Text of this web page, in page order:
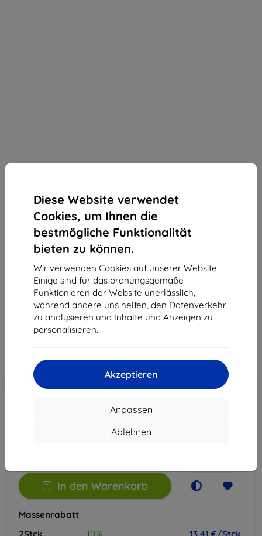
Diese Website verwendet
Cookies, um Ihnen die
bestmögliche Funktionalität
bieten zu können.
Wir verwenden Cookies auf unserer Website.
Einige sind für das ordnungsgemäße
Funktionieren der Website unerlässlich,
während andere uns helfen, den Datenverkehr
zu analysieren und Inhalte und Anzeigen zu
personalisieren.
Akzeptieren
Anpassen
Ablehnen
3mk Silky Matt Privacy Schutzfolie für LG V30
Geeignet für: LG V30
14,90 €
13,41 €
-10%
Rabatt mit Gutschein
EXTRA10
Warenkorb
In den Warenkorb
Massenrabatt